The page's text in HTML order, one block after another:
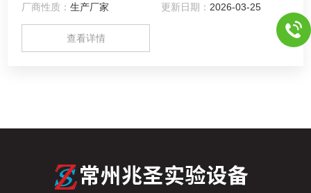
疫学等。
厂商性质：生产厂家 更新日期： 2026-03-25
查看详情